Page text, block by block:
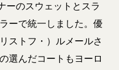
ーのスウェットとスラ
ーで統一しました。 優
ストフ・）ルメールさ
選んだコートもヨーロ